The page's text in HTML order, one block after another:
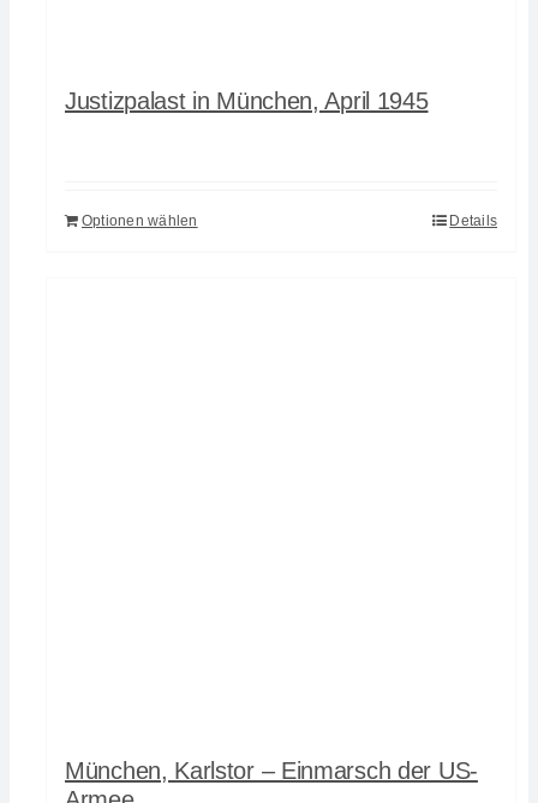
Justizpalast in München, April 1945
Optionen wählen Details
München, Karlstor – Einmarsch der US-